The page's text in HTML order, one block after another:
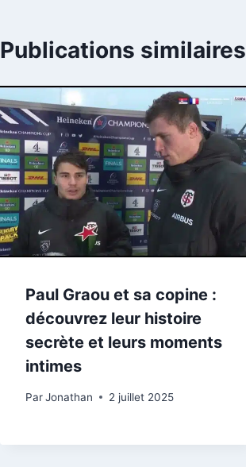
Publications similaires
Paul Graou et sa copine :
découvrez leur histoire
secrète et leurs moments
intimes
ParJonathan 2 juillet 2025